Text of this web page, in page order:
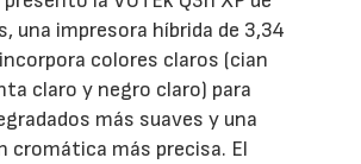
una impresora híbrida de 3,34
colores claros (cian
claro y negro claro) para
más suaves y una
cromática más precisa. El